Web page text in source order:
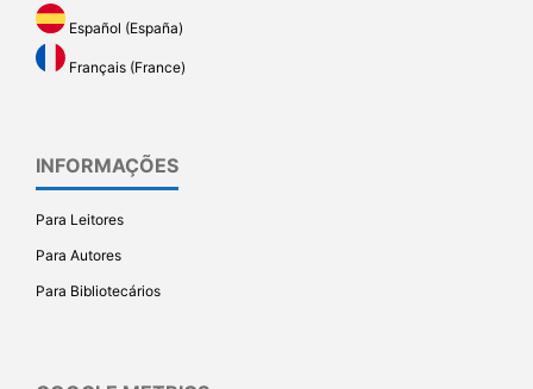
Español (España)
Français (France)
INFORMAÇÕES
Para Leitores
Para Autores
Para Bibliotecários